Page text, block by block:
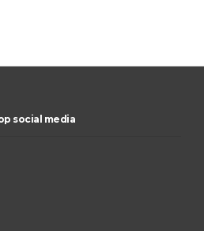
social media